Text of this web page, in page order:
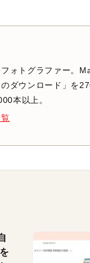
ォトグラファー。
ダウンロード」を
本以上。